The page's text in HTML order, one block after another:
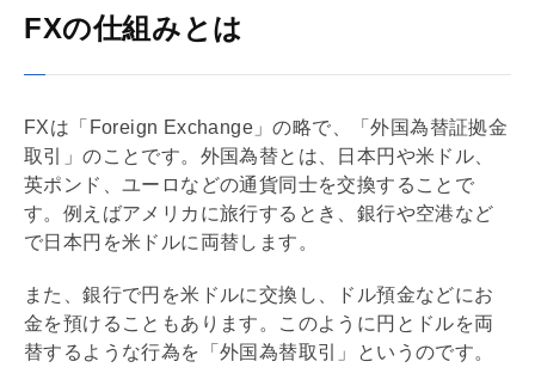
FXの仕組みとは
FXは「Foreign Exchange」の略で、「外国為替証拠金
取引」のことです。外国為替とは、日本円や米ドル、
英ポンド、ユーロなどの通貨同士を交換することで
す。例えばアメリカに旅行するとき、銀行や空港など
で日本円を米ドルに両替します。
また、銀行で円を米ドルに交換し、ドル預金などにお
金を預けることもあります。このように円とドルを両
替するような行為を「外国為替取引」というのです。